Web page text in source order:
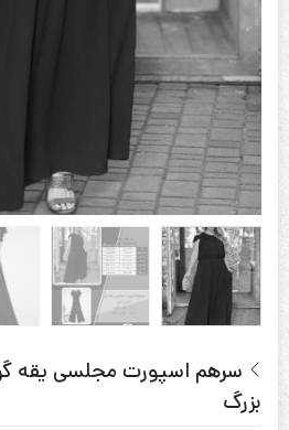
سرهم اسپورت مجلسی یقه
بزرگ